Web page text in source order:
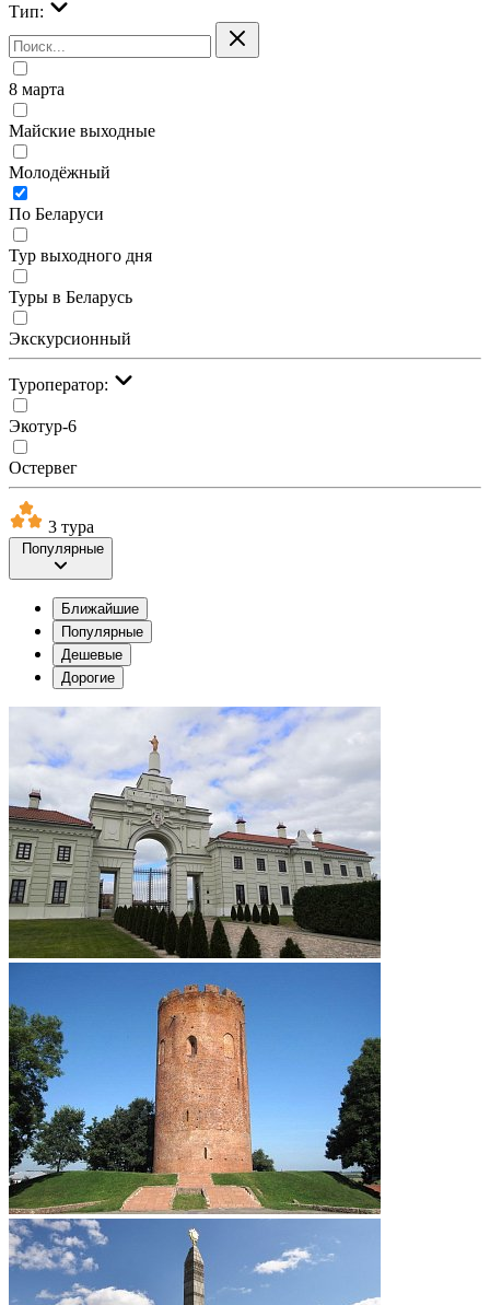
Тип:
8 марта
Майские выходные
Молодёжный
По Беларуси
Тур выходного дня
Туры в Беларусь
Экскурсионный
Туроператор:
Экотур-6
Остервег
3 тура
Популярные
Ближайшие
Популярные
Дешевые
Дорогие